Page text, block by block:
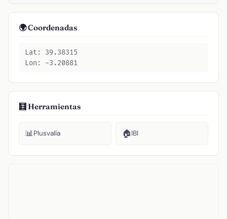
🌍 Coordenadas
Lat: 39.38315
Lon: -3.20881
🧮 Herramientas
📊Plusvalía 🏠IBI